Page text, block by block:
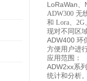
LoRaWan、
ADW300 无
和 Lora、
现对不同区
ADW400 环
方便用户进
应用范围：
ADW2xx系
统计和分析。